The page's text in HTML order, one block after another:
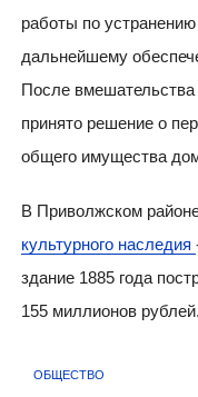
работы по
дальнейшему
После
принято решение о
общего имущества
В Приволжском
культурного наследия
здание 1885 года
155 миллионов рублей.
ОБЩЕСТВО